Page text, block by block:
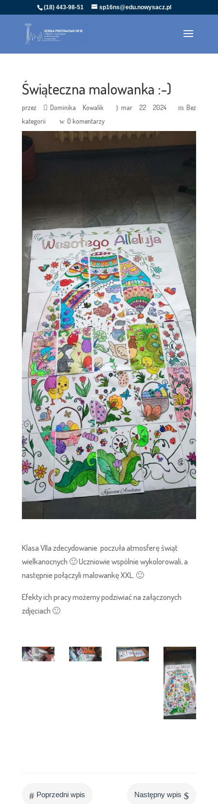
(18) 443-98-51 sp16ns@edu.nowysacz.pl
Świąteczna malowanka :-)
przez Dominika Kowalik mar 22 2024
Bez
kategorii
0 komentarzy
Klasa VIIa zdecydowanie poczuła atmosferę świąt
wielkanocnych 🙂 Uczniowie wspólnie wykolorowali, a
następnie połączyli malowankę XXL. 🙂
Efekty ich pracy możemy podziwiać na załączonych
zdjęciach 🙂
# Poprzedni wpis Następny wpis $